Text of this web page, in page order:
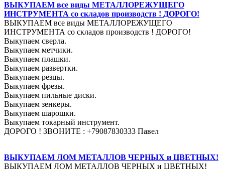
ВЫКУПАЕМ все виды МЕТАЛЛОРЕЖУЩЕГО
ИНСТРУМЕНТА со складов производств ! ДОРОГО!
ВЫКУПАЕМ все виды МЕТАЛЛОРЕЖУЩЕГО
ИНСТРУМЕНТА со складов производств ! ДОРОГО!
Выкупаем сверла.
Выкупаем метчики.
Выкупаем плашки.
Выкупаем развертки.
Выкупаем резцы.
Выкупаем фрезы.
Выкупаем пильные диски.
Выкупаем зенкеры.
Выкупаем шарошки.
Выкупаем токарный инструмент.
ДОРОГО ! ЗВОНИТЕ : +79087830333 Павел
ВЫКУПАЕМ ЛОМ МЕТАЛЛОВ ЧЕРНЫХ и ЦВЕТНЫХ!
ВЫКУПАЕМ ЛОМ МЕТАЛЛОВ ЧЕРНЫХ и ЦВЕТНЫХ!